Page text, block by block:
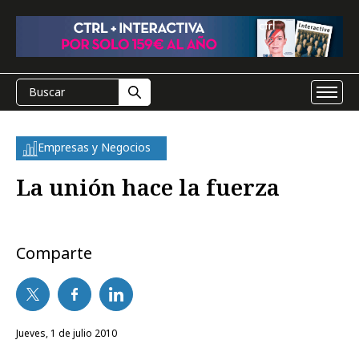
Empresas y Negocios
La unión hace la fuerza
Comparte
jueves, 1 de julio 2010